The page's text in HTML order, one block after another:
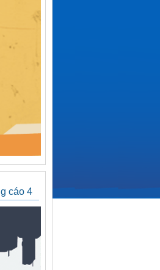
cáo 4